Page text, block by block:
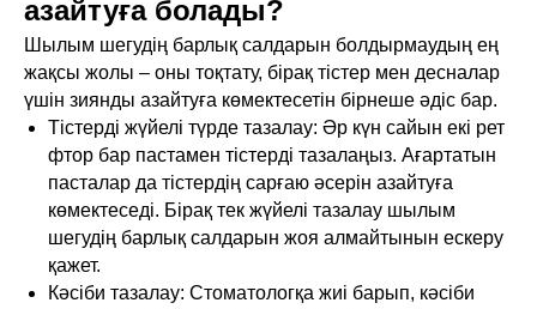
азайтуға болады?
Шылым шегудің барлық салдарын болдырмаудың ең
жақсы жолы – оны тоқтату, бірақ тістер мен десналар
үшін зиянды азайтуға көмектесетін бірнеше әдіс бар.
Тістерді жүйелі түрде тазалау: Әр күн сайын екі рет
фтор бар пастамен тістерді тазалаңыз. Ағартатын
пасталар да тістердің сарғаю әсерін азайтуға
көмектеседі. Бірақ тек жүйелі тазалау шылым
шегудің барлық салдарын жоя алмайтынын ескеру
қажет.
Кәсіби тазалау: Стоматологқа жиі барып, кәсіби